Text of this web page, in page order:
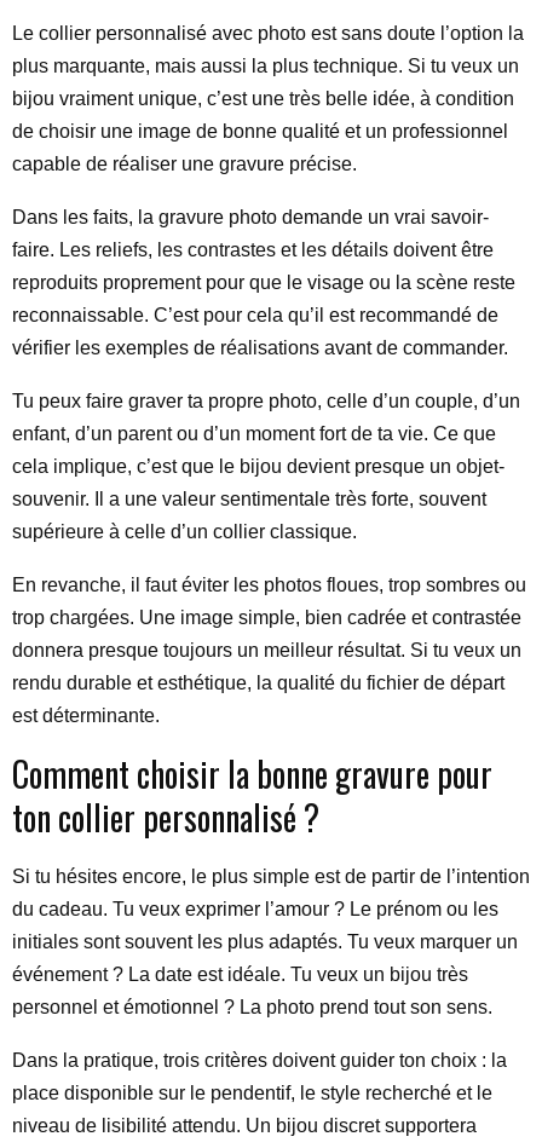
Le collier personnalisé avec photo est sans doute l’option la
plus marquante, mais aussi la plus technique. Si tu veux un
bijou vraiment unique, c’est une très belle idée, à condition
de choisir une image de bonne qualité et un professionnel
capable de réaliser une gravure précise.
Dans les faits, la gravure photo demande un vrai savoir-
faire. Les reliefs, les contrastes et les détails doivent être
reproduits proprement pour que le visage ou la scène reste
reconnaissable. C’est pour cela qu’il est recommandé de
vérifier les exemples de réalisations avant de commander.
Tu peux faire graver ta propre photo, celle d’un couple, d’un
enfant, d’un parent ou d’un moment fort de ta vie. Ce que
cela implique, c’est que le bijou devient presque un objet-
souvenir. Il a une valeur sentimentale très forte, souvent
supérieure à celle d’un collier classique.
En revanche, il faut éviter les photos floues, trop sombres ou
trop chargées. Une image simple, bien cadrée et contrastée
donnera presque toujours un meilleur résultat. Si tu veux un
rendu durable et esthétique, la qualité du fichier de départ
est déterminante.
Comment choisir la bonne gravure pour
ton collier personnalisé ?
Si tu hésites encore, le plus simple est de partir de l’intention
du cadeau. Tu veux exprimer l’amour ? Le prénom ou les
initiales sont souvent les plus adaptés. Tu veux marquer un
événement ? La date est idéale. Tu veux un bijou très
personnel et émotionnel ? La photo prend tout son sens.
Dans la pratique, trois critères doivent guider ton choix : la
place disponible sur le pendentif, le style recherché et le
niveau de lisibilité attendu. Un bijou discret supportera